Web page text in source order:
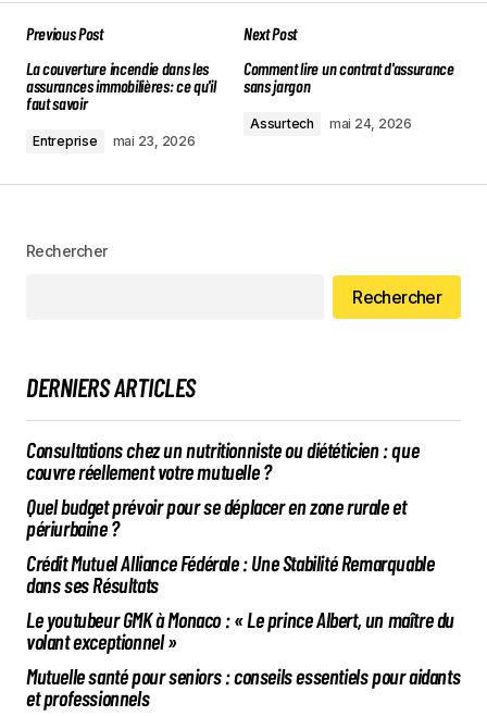
Previous Post
La couverture incendie dans les
assurances immobilières: ce qu'il
faut savoir
Entreprise mai 23, 2026
Next Post
Comment lire un contrat d'assurance
sans jargon
Assurtech mai 24, 2026
Rechercher
Rechercher
DERNIERS ARTICLES
Consultations chez un nutritionniste ou diététicien : que
couvre réellement votre mutuelle ?
Quel budget prévoir pour se déplacer en zone rurale et
périurbaine ?
Crédit Mutuel Alliance Fédérale : Une Stabilité Remarquable
dans ses Résultats
Le youtubeur GMK à Monaco : « Le prince Albert, un maître du
volant exceptionnel »
Mutuelle santé pour seniors : conseils essentiels pour aidants
et professionnels